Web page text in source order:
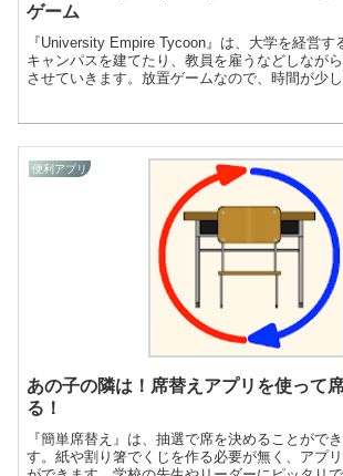
ゲーム
『University Empire Tycoon』は、大学を経営す
キャンパスを建てたり、教員を雇うなどしなが
させていきます。放置ゲームなので、時間が少し
便利アプリ
あの子の隣は！席替えアプリを使って
る！
『簡単席替え』は、抽選で席を決めることがで
す。紙や割り箸でくじを作る必要が無く、アプ